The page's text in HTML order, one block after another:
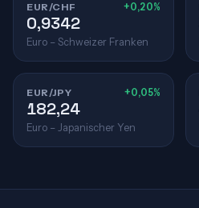
EUR/CHF +0,20%
0,9342
Euro – Schweizer Franken
EUR/JPY +0,05%
182,24
Euro – Japanischer Yen